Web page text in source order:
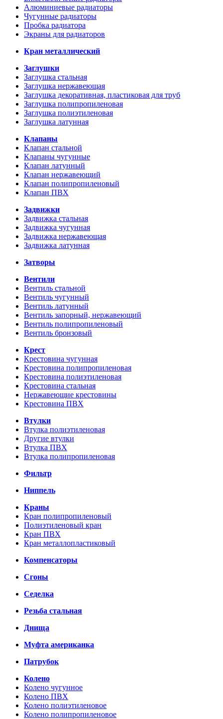
Алюминиевые радиаторы
Чугунные радиаторы
Пробка радиатора
Экраны для радиаторов
Кран металлический
Заглушки
Заглушка стальная
Заглушка нержавеющая
Заглушка декоративная, пластиковая для труб
Заглушка полипропиленовая
Заглушка полиэтиленовая
Заглушка латунная
Клапаны
Клапан стальной
Клапаны чугунные
Клапан латунный
Клапан нержавеющий
Клапан полипропиленовый
Клапан ПВХ
Задвижки
Задвижка стальная
Задвижка чугунная
Задвижка нержавеющая
Задвижка латунная
Затворы
Вентили
Вентиль стальной
Вентиль чугунный
Вентиль латунный
Вентиль запорный, нержавеющий
Вентиль полипропиленовый
Вентиль бронзовый
Крест
Крестовина чугунная
Крестовина полипропиленовая
Крестовина полиэтиленовая
Крестовина стальная
Нержавеющие крестовины
Крестовина ПВХ
Втулки
Втулка полиэтиленовая
Другие втулки
Втулка ПВХ
Втулка полипропиленовая
Фильтр
Ниппель
Краны
Кран полипропиленовый
Полиэтиленовый кран
Кран ПВХ
Кран металлопластиковый
Компенсаторы
Сгоны
Седелка
Резьба стальная
Днища
Муфта американка
Патрубок
Колено
Колено чугунное
Колено ПВХ
Колено полиэтиленовое
Колено полипропиленовое